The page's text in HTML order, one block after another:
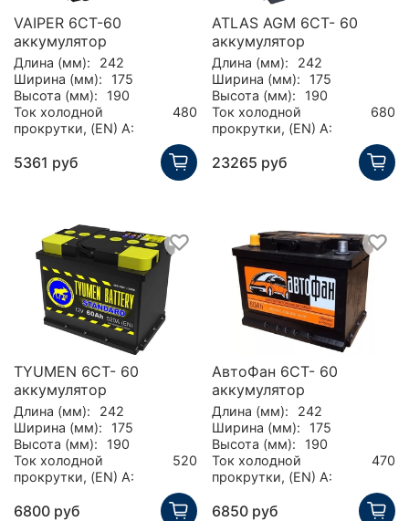
VAIPER 6СТ-60
аккумулятор
Длина (мм):
242
Ширина (мм):
175
Высота (мм):
190
Ток холодной
прокрутки, (EN) А:
480
5361 руб
ATLAS AGM 6CT- 60
аккумулятор
Длина (мм):
242
Ширина (мм):
175
Высота (мм):
190
Ток холодной
прокрутки, (EN) А:
680
23265 руб
TYUMEN 6СТ- 60
аккумулятор
Длина (мм):
242
Ширина (мм):
175
Высота (мм):
190
Ток холодной
прокрутки, (EN) А:
520
6800 руб
АвтоФан 6CT- 60
аккумулятор
Длина (мм):
242
Ширина (мм):
175
Высота (мм):
190
Ток холодной
прокрутки, (EN) А:
470
6850 руб